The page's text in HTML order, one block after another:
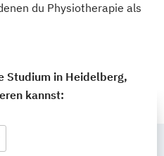
du Physiotherapie als
Studium in Heidelberg,
kannst: